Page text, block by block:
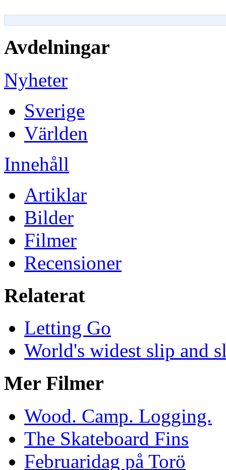
Avdelningar
Nyheter
Sverige
Världen
Innehåll
Artiklar
Bilder
Filmer
Recensioner
Relaterat
Letting Go
World's widest slip and
Mer Filmer
Wood. Camp. Logging.
The Skateboard Fins
Februaridag på Torö